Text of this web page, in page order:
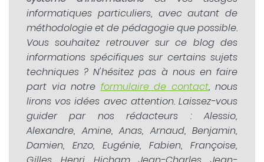
informatiques particuliers, avec autant de
méthodologie et de pédagogie que possible.
Vous souhaitez retrouver sur ce blog des
informations spécifiques sur certains sujets
techniques ? N'hésitez pas à nous en faire
part via notre formulaire de contact, nous
lirons vos idées avec attention. Laissez-vous
guider par nos rédacteurs : Alessio,
Alexandre, Amine, Anas, Arnaud, Benjamin,
Damien, Enzo, Eugénie, Fabien, Françoise,